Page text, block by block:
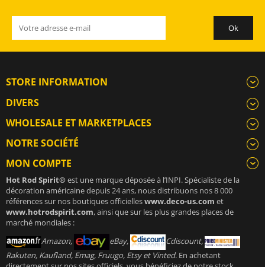
STORE INFORMATION
DIVERS
WHOLESALE ET MARKETPLACES
NOTRE SOCIÉTÉ
MON COMPTE
Hot Rod Spirit®est une marque déposée à l’INPI. Spécialiste de la
décoration américaine depuis 24 ans, nous distribuons nos 8 000
références sur nos boutiques officielleswww.deco-us.com et
www.hotrodspirit.com, ainsi que sur les plus grandes places de
marché mondiales :
Amazon,
eBay,
Cdiscount,
Rakuten, Kaufland, Emag, Fruugo, Etsy et Vinted. En achetant